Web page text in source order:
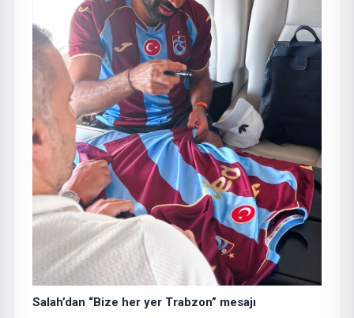
Salah’dan “Bize her yer Trabzon” mesajı